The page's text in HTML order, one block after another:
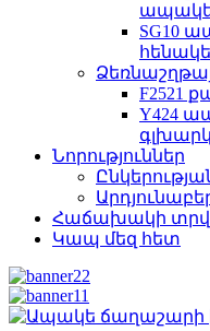
SG10
F2521
Y424
Նորություններ
Հաճախակի
Կապ մեզ հետ